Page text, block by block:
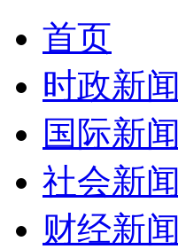
首页
时政新闻
国际新闻
社会新闻
财经新闻